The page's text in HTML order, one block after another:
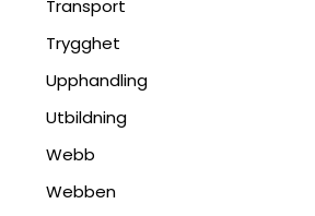
Transport
Trygghet
Upphandling
Utbildning
Webb
Webben